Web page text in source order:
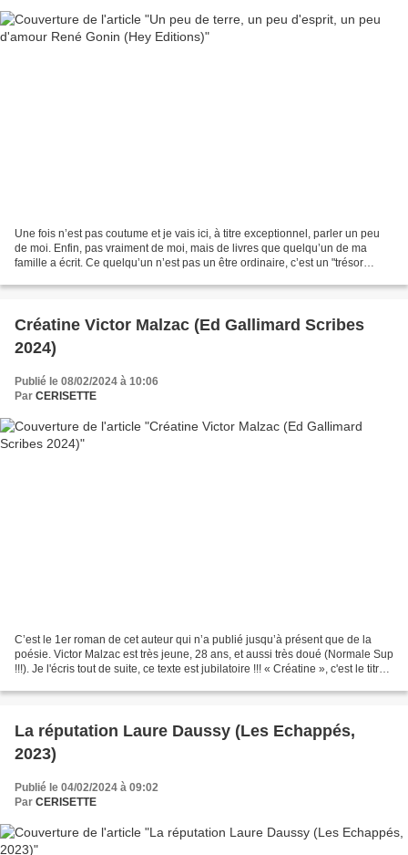
Une fois n’est pas coutume et je vais ici, à titre exceptionnel, parler un peu
de moi. Enfin, pas vraiment de moi, mais de livres que quelqu’un de ma
famille a écrit. Ce quelqu’un n’est pas un être ordinaire, c’est un "trésor
Créatine Victor Malzac (Ed Gallimard Scribes
2024)
Publié le 08/02/2024 à 10:06
Par CERISETTE
C’est le 1er roman de cet auteur qui n’a publié jusqu’à présent que de la
poésie. Victor Malzac est très jeune, 28 ans, et aussi très doué (Normale Sup
!!!). Je l'écris tout de suite, ce texte est jubilatoire !!! « Créatine », c'est le titre,
La réputation Laure Daussy (Les Echappés,
2023)
Publié le 04/02/2024 à 09:02
Par CERISETTE